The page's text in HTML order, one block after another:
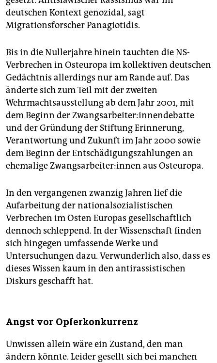
deutschen Kontext genozidal, sagt
Migrationsforscher Panagiotidis.
Bis in die Nullerjahre hinein tauchten die NS-
Verbrechen in Osteuropa im kollektiven deutschen
Gedächtnis allerdings nur am Rande auf. Das
änderte sich zum Teil mit der zweiten
Wehrmachtsausstellung ab dem Jahr 2001, mit
dem Beginn der Zwangs­ar­bei­te­r:in­nen­de­bat­te
und der Gründung der Stiftung Erinnerung,
Verantwortung und Zukunft im Jahr 2000 sowie
dem Beginn der Entschädigungszahlungen an
ehemalige Zwangs­ar­bei­te­r:in­nen aus Osteuropa.
In den vergangenen zwanzig Jahren lief die
Aufarbeitung der nationalsozialistischen
Verbrechen im Osten Europas gesellschaftlich
dennoch schleppend. In der Wissenschaft finden
sich hingegen umfassende Werke und
Untersuchungen dazu. Verwunderlich also, dass es
dieses Wissen kaum in den antirassistischen
Diskurs geschafft hat.
Angst vor Opferkonkurrenz
Unwissen allein wäre ein Zustand, den man
ändern könnte. Leider gesellt sich bei manchen